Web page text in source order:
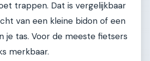
trappen. Dat is vergelijkbaar
van een kleine bidon of een
je tas. Voor de meeste fietsers
merkbaar.